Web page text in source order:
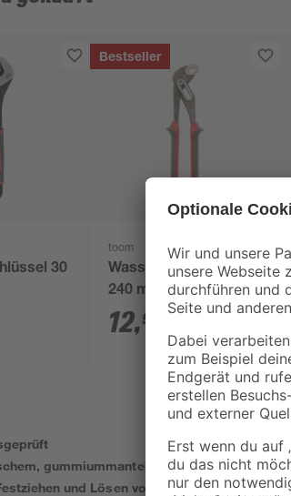
30
Bestseller
toom
Wasserpumpenzange
240 mm
12,99
gummiummanteltem Handgriff
und Lösen von Schraubverbindungen